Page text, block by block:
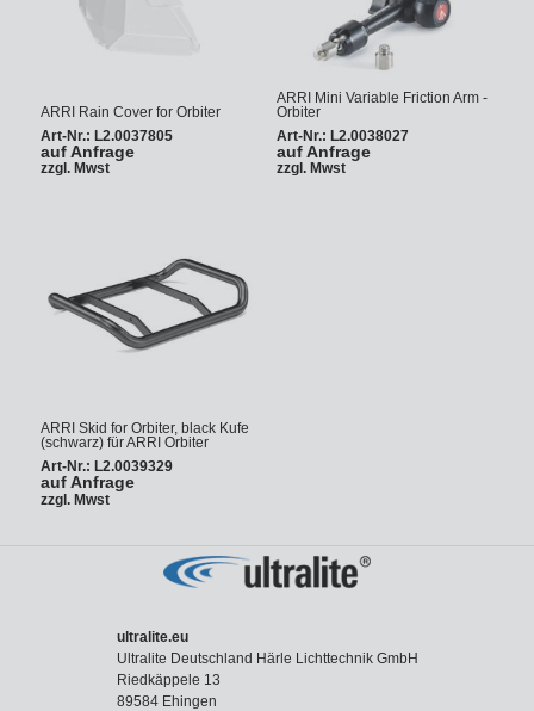
ARRI Rain Cover for Orbiter
Art-Nr.: L2.0037805
auf Anfrage
zzgl. Mwst
ARRI Mini Variable Friction Arm -
Orbiter
Art-Nr.: L2.0038027
auf Anfrage
zzgl. Mwst
ARRI Skid for Orbiter, black Kufe
(schwarz) für ARRI Orbiter
Art-Nr.: L2.0039329
auf Anfrage
zzgl. Mwst
ultralite.eu
Ultralite Deutschland Härle Lichttechnik GmbH
Riedkäppele 13
89584 Ehingen